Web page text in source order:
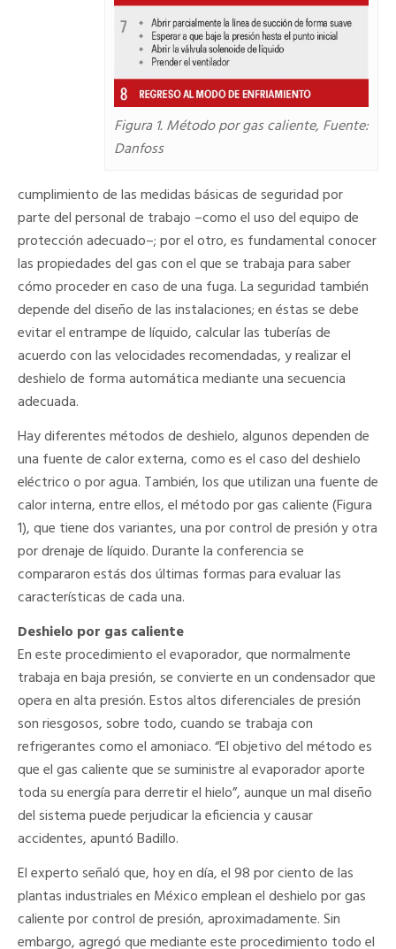
Figura 1. Método por gas caliente, Fuente:
Danfoss
cumplimiento de las medidas básicas de seguridad por
parte del personal de trabajo –como el uso del equipo de
protección adecuado–; por el otro, es fundamental conocer
las propiedades del gas con el que se trabaja para saber
cómo proceder en caso de una fuga. La seguridad también
depende del diseño de las instalaciones; en éstas se debe
evitar el entrampe de líquido, calcular las tuberías de
acuerdo con las velocidades recomendadas, y realizar el
deshielo de forma automática mediante una secuencia
adecuada.
Hay diferentes métodos de deshielo, algunos dependen de
una fuente de calor externa, como es el caso del deshielo
eléctrico o por agua. También, los que utilizan una fuente de
calor interna, entre ellos, el método por gas caliente (Figura
1), que tiene dos variantes, una por control de presión y otra
por drenaje de líquido. Durante la conferencia se
compararon estás dos últimas formas para evaluar las
características de cada una.
Deshielo por gas caliente
En este procedimiento el evaporador, que normalmente
trabaja en baja presión, se convierte en un condensador que
opera en alta presión. Estos altos diferenciales de presión
son riesgosos, sobre todo, cuando se trabaja con
refrigerantes como el amoniaco. “El objetivo del método es
que el gas caliente que se suministre al evaporador aporte
toda su energía para derretir el hielo”, aunque un mal diseño
del sistema puede perjudicar la eficiencia y causar
accidentes, apuntó Badillo.
El experto señaló que, hoy en día, el 98 por ciento de las
plantas industriales en México emplean el deshielo por gas
caliente por control de presión, aproximadamente. Sin
embargo, agregó que mediante este procedimiento todo el